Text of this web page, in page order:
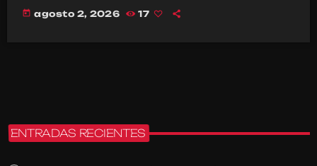
today agosto 2, 2026 17
ENTRADAS RECIENTES